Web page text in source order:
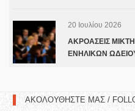
20 Ιουλίου 2026
ΑΚΡΟΑΣΕΙΣ
ΕΝΗΛΙΚΩΝ
ΑΚΟΛΟΥΘΗΣΤΕ ΜΑΣ /